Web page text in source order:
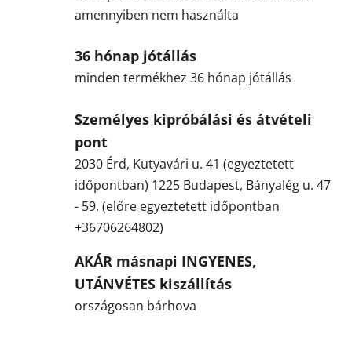
amennyiben nem használta
36 hónap jótállás
minden termékhez 36 hónap jótállás
Személyes kipróbálási és átvételi
pont
2030 Érd, Kutyavári u. 41 (egyeztetett
időpontban) 1225 Budapest, Bányalég u. 47
- 59. (előre egyeztetett időpontban
+36706264802)
AKÁR másnapi INGYENES,
UTÁNVÉTES kiszállítás
országosan bárhova